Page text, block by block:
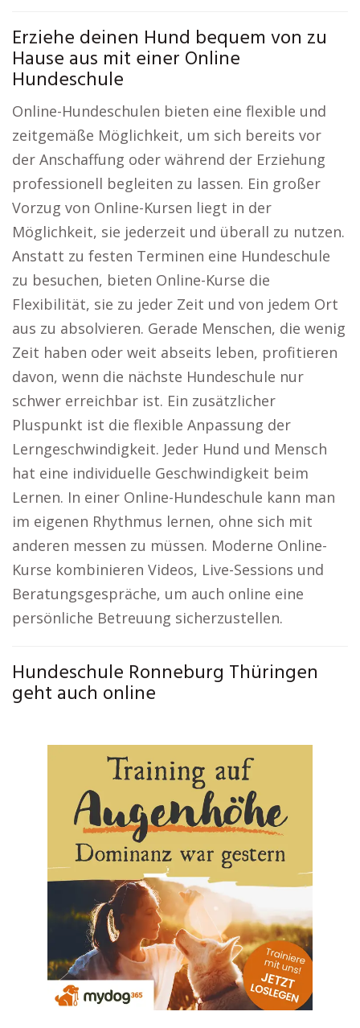
Erziehe deinen Hund bequem von zu
Hause aus mit einer Online
Hundeschule
Online-Hundeschulen bieten eine flexible und
zeitgemäße Möglichkeit, um sich bereits vor
der Anschaffung oder während der Erziehung
professionell begleiten zu lassen. Ein großer
Vorzug von Online-Kursen liegt in der
Möglichkeit, sie jederzeit und überall zu nutzen.
Anstatt zu festen Terminen eine Hundeschule
zu besuchen, bieten Online-Kurse die
Flexibilität, sie zu jeder Zeit und von jedem Ort
aus zu absolvieren. Gerade Menschen, die wenig
Zeit haben oder weit abseits leben, profitieren
davon, wenn die nächste Hundeschule nur
schwer erreichbar ist. Ein zusätzlicher
Pluspunkt ist die flexible Anpassung der
Lerngeschwindigkeit. Jeder Hund und Mensch
hat eine individuelle Geschwindigkeit beim
Lernen. In einer Online-Hundeschule kann man
im eigenen Rhythmus lernen, ohne sich mit
anderen messen zu müssen. Moderne Online-
Kurse kombinieren Videos, Live-Sessions und
Beratungsgespräche, um auch online eine
persönliche Betreuung sicherzustellen.
Hundeschule Ronneburg Thüringen
geht auch online